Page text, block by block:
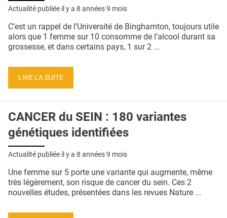
QUI SOMMES-NOUS ?
CONDITIONS GÉNÉRALES
CRÉDITS
Actualité publiée il y a 8 années 9 mois
C’est un rappel de l’Université de Binghamton, toujours utile
alors que 1 femme sur 10 consomme de l’alcool durant sa
grossesse, et dans certains pays, 1 sur 2 ...
LIRE LA SUITE
CANCER du SEIN : 180 variantes
génétiques identifiées
Actualité publiée il y a 8 années 9 mois
Une femme sur 5 porte une variante qui augmente, même
très légèrement, son risque de cancer du sein. Ces 2
nouvelles études, présentées dans les revues Nature ...